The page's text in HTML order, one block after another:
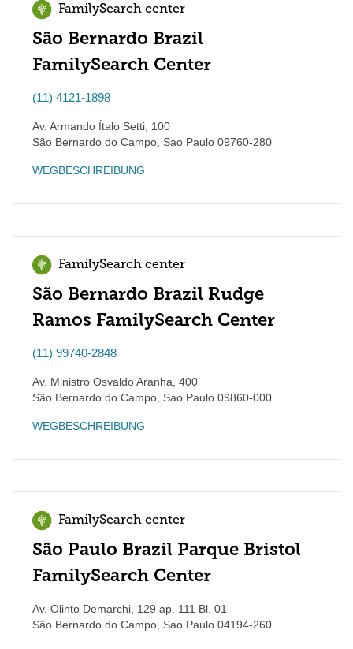
FamilySearch center
São Bernardo Brazil
FamilySearch Center
(11) 4121-1898
Av. Armando Ítalo Setti, 100
São Bernardo do Campo Sao Paulo 09760-280
WEGBESCHREIBUNG
FamilySearch center
São Bernardo Brazil Rudge
Ramos FamilySearch Center
(11) 99740-2848
Av. Ministro Osvaldo Aranha, 400
São Bernardo do Campo Sao Paulo 09860-000
WEGBESCHREIBUNG
FamilySearch center
São Paulo Brazil Parque Bristol
FamilySearch Center
Av. Olinto Demarchi, 129 ap. 111 Bl. 01
São Bernardo do Campo Sao Paulo 04194-260